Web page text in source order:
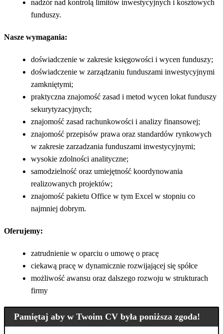
nadzór nad kontrolą limitów inwestycyjnych i kosztowych
funduszy.
Nasze wymagania:
doświadczenie w zakresie księgowości i wycen funduszy;
doświadczenie w zarządzaniu funduszami inwestycyjnymi
zamkniętymi;
praktyczna znajomość zasad i metod wycen lokat funduszy
sekurytyzacyjnych;
znajomość zasad rachunkowości i analizy finansowej;
znajomość przepisów prawa oraz standardów rynkowych
w zakresie zarzadzania funduszami inwestycyjnymi;
wysokie zdolności analityczne;
samodzielność oraz umiejętność koordynowania
realizowanych projektów;
znajomość pakietu Office w tym Excel w stopniu co
najmniej dobrym.
Oferujemy:
zatrudnienie w oparciu o umowę o pracę
ciekawą pracę w dynamicznie rozwijającej się spółce
możliwość awansu oraz dalszego rozwoju w strukturach
firmy
Pamiętaj aby w Twoim CV była poniższa zgoda!